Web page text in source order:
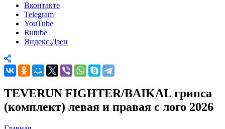
Вконтакте
Telegram
YouTube
Rutube
Яндекс.Дзен
TEVERUN FIGHTER/BAIKAL грипса
(комплект) левая и правая с лого 2026